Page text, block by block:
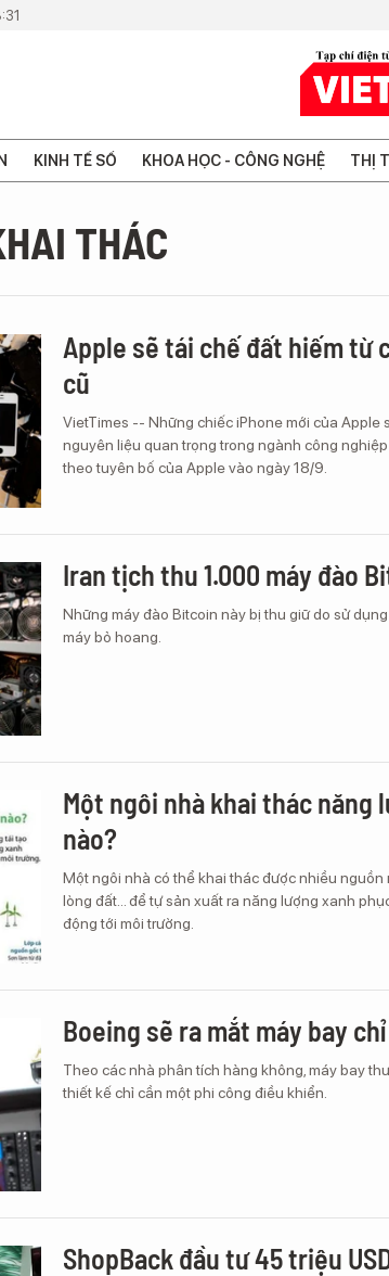
KINH TẾ SỐ KHOA HỌC - CÔNG NGHỆ THỊ
THÁC
Apple sẽ tái chế đất hiếm từ
cũ
VietTimes -- Những chiếc iPhone mới của Apple
nguyên liệu quan trọng trong ngành công
theo tuyên bố của Apple vào ngày 18/9.
Iran tịch thu 1.000 máy đào
Những máy đào Bitcoin này bị thu giữ do sử
máy bỏ hoang.
Một ngôi nhà khai thác năng
nào?
Một ngôi nhà có thể khai thác được nhiều nguồn
lòng đất… để tự sản xuất ra năng lượng xanh
động tới môi trường.
Boeing sẽ ra mắt máy bay
Theo các nhà phân tích hàng không, máy bay
thiết kế chỉ cần một phi công điều khiển.
ShopBack đầu tư 45 triệu